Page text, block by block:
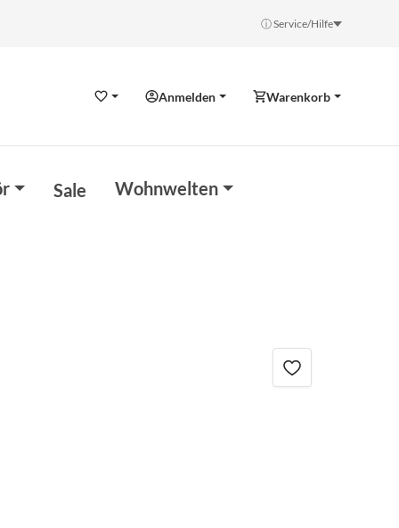
ⓘ Service/Hilfe
WunschzettelAnmelden Warenkorb
Sale Wohnwelten